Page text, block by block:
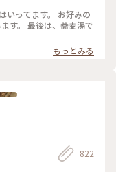
いってます。 お好みの
す。 最後は、蕎麦湯で
もっとみる
822